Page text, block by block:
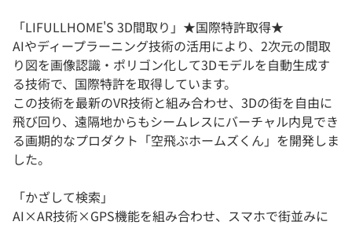
「LIFULLHOME'S 3D間取り」★国際特許取得★
AIやディープラーニング技術の活用により、2次元の間取
り図を画像認識・ポリゴン化して3Dモデルを自動生成す
る技術で、国際特許を取得しています。
この技術を最新のVR技術と組み合わせ、3Dの街を自由に
飛び回り、遠隔地からもシームレスにバーチャル内見でき
る画期的なプロダクト「空飛ぶホームズくん」を開発しま
した。
「かざして検索」
AI×AR技術×GPS機能を組み合わせ、スマホで街並みに